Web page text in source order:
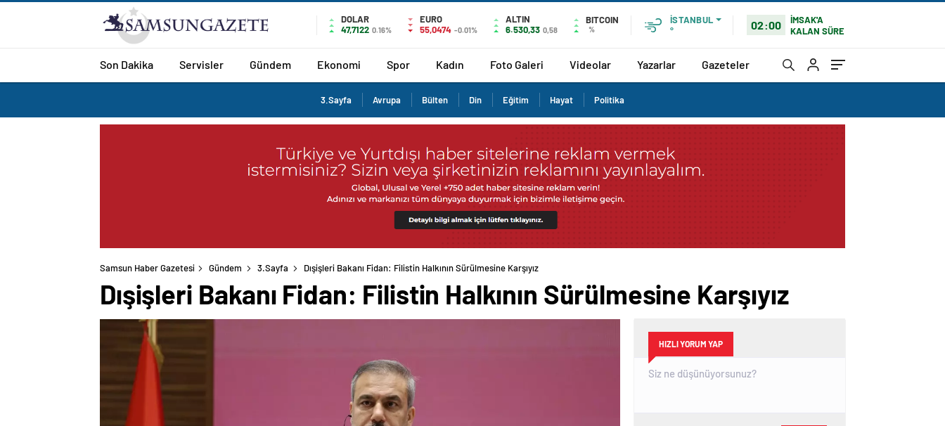
DOLAR
47,7122 0.16%
EURO
55,0474 -0.01%
ALTIN
6.530,33 0,58
BITCOIN
%
İSTANBUL
°
02:00
İMSAK'A
KALAN SÜRE
Son Dakika Servisler Gündem Ekonomi Spor Kadın Foto Galeri Videolar Yazarlar Gazeteler
3.Sayfa Avrupa Bülten Din Eğitim Hayat Politika
Samsun Haber Gazetesi Gündem 3.Sayfa Dışişleri Bakanı Fidan: Filistin Halkının Sürülmesine Karşıyız
Dışişleri Bakanı Fidan: Filistin Halkının Sürülmesine Karşıyız
HIZLI YORUM YAP